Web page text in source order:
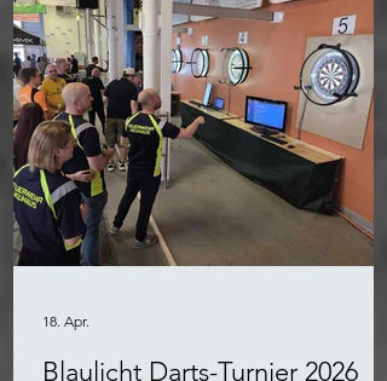
Blaulicht Darts-Turnier 2026
18. Apr.